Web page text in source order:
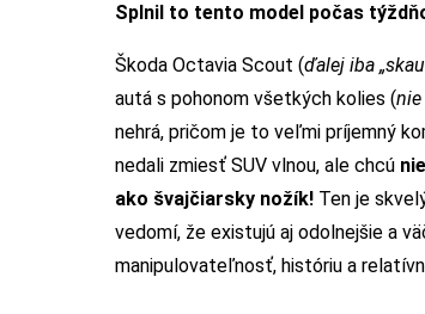
Splnil to tento model počas
Škoda Octavia Scout (ďalej iba
autá s pohonom všetkých kolies (nie
nehrá, pričom je to veľmi príjemný
nedali zmiesť SUV vlnou, ale chcú
ako švajčiarsky nožík! Ten je
vedomí, že existujú aj odolnejšie a
manipulovateľnosť, históriu a